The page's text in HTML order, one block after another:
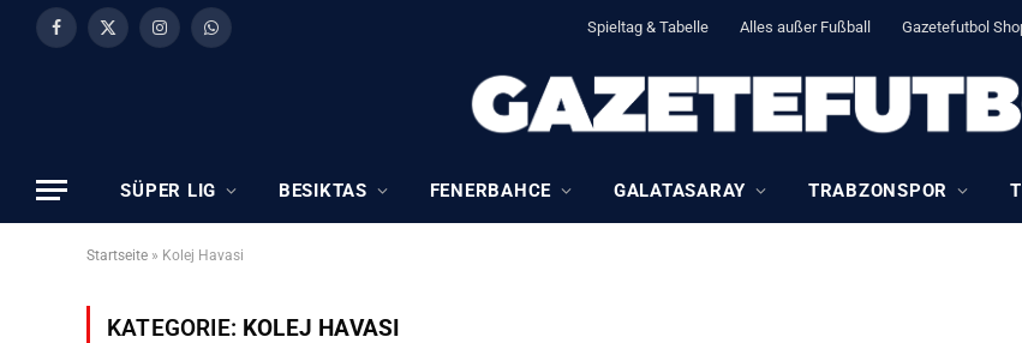
Facebook
X
InstagramWhatsApp Spieltag & Tabelle Alles außer Fußball Gazetefutbol
SÜPER LIG BESIKTAS FENERBAHCE GALATASARAY TRABZONSPOR
Startseite » Kolej Havasi
KATEGORIE: KOLEJ HAVASI